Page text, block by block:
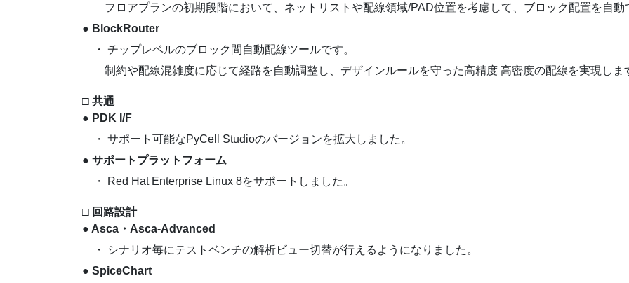
フロアプランの初期段階において、ネットリストや配線領域/PAD位置を考慮して、ブロック配置を自動
● BlockRouter
・ チップレベルのブロック間自動配線ツールです。
制約や配線混雑度に応じて経路を自動調整し、デザインルールを守った高精度 高密度の配線を実現しま
□ 共通
● PDK I/F
・ サポート可能なPyCell Studioのバージョンを拡大しました。
● サポートプラットフォーム
・ Red Hat Enterprise Linux 8をサポートしました。
□ 回路設計
● Asca・Asca-Advanced
・ シナリオ毎にテストベンチの解析ビュー切替が行えるようになりました。
● SpiceChart